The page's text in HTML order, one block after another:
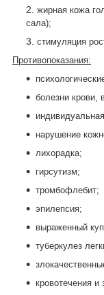
жирная кожа
сала);
стимуляция
Противопоказания:
болезни крови,
нарушение
лихорадка;
гирсутизм;
тромбофлебит;
эпилепсия;
выраженный
туберкулез
кровотечения и